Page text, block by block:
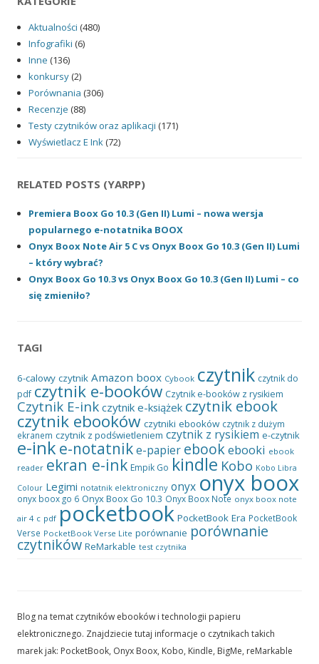
Aktualności (480)
Infografiki (6)
Inne (136)
konkursy(2)
Porównania (306)
Recenzje (88)
Testy czytników oraz aplikacji (171)
Wyświetlacz E Ink (72)
RELATED POSTS (YARPP)
Premiera Boox Go 10.3 (Gen II) Lumi – nowa wersja
popularnego e-notatnika BOOX
Onyx Boox Note Air 5 C vs Onyx Boox Go 10.3 (Gen II) Lumi
– który wybrać?
Onyx Boox Go 10.3 vs Onyx Boox Go 10.3 (Gen II) Lumi – co
się zmieniło?
TAGI
6-calowy czytnik Amazon boox Cybook czytnik czytnik do
pdf czytnik e-booków Czytnik e-booków z rysikiem
Czytnik E-ink czytnik e-książek czytnik ebook
czytnik ebooków czytniki ebooków czytnik z dużym
ekranem czytnik z podświetleniem czytnik z rysikiem e-czytnik
e-ink e-notatnike-papier ebookebooki ebook
reader ekran e-ink Empik Go kindle Kobo Kobo Libra
Colour Legimi notatnik elektroniczny onyx onyx boox
onyx boox go 6 Onyx Boox Go 10.3 Onyx Boox Note onyx boox note
air 4 c pdf pocketbook PocketBook Era PocketBook
Verse PocketBook Verse Lite porównanie porównanie
czytników ReMarkable test czytnika
Blog na temat czytników ebooków i technologii papieru
elektronicznego. Znajdziecie tutaj informacje o czytnikach takich
marek jak: PocketBook, Onyx Boox, Kobo, Kindle, BigMe, reMarkable